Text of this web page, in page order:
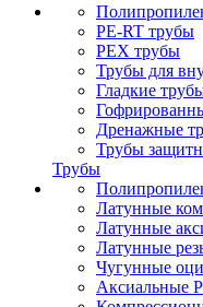
PE-RT трубы
PEX трубы
Трубы для
Гладкие
Дренажные
Трубы
Трубы
Латунные
Латунные
Латунные
Чугунные
Аксиальные